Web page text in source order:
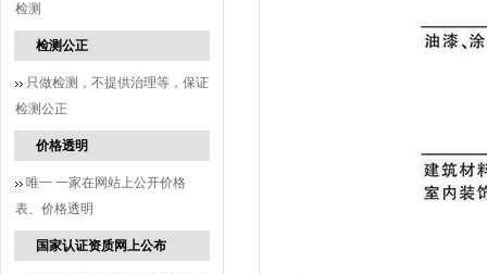
检测
检测公正
只做检测，不提供治理等，保证
检测公正
价格透明
唯一 一家在网站上公开价格
表、价格透明
国家认证资质网上公布